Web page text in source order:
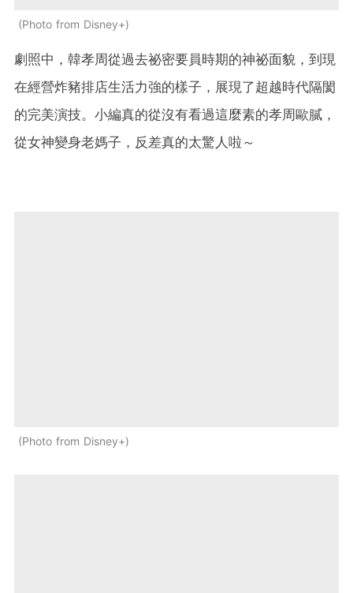
Photo from Disney+
劇照中，韓孝周從過去祕密要員時期的神祕面貌，到現
在經營炸豬排店生活力強的樣子，展現了超越時代隔閡
的完美演技。小編真的從沒有看過這麼素的孝周歐膩，
從女神變身老媽子，反差真的太驚人啦～
Photo from Disney+